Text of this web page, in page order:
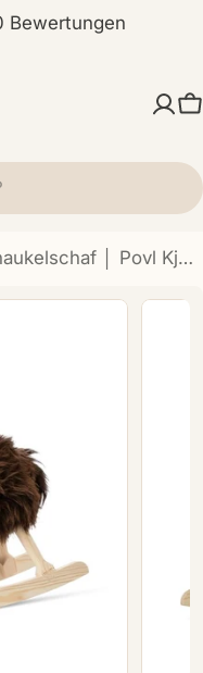
Bewertungen
Schaukelschaf │ Povl Kjer Design | Kurzhaar | Groß